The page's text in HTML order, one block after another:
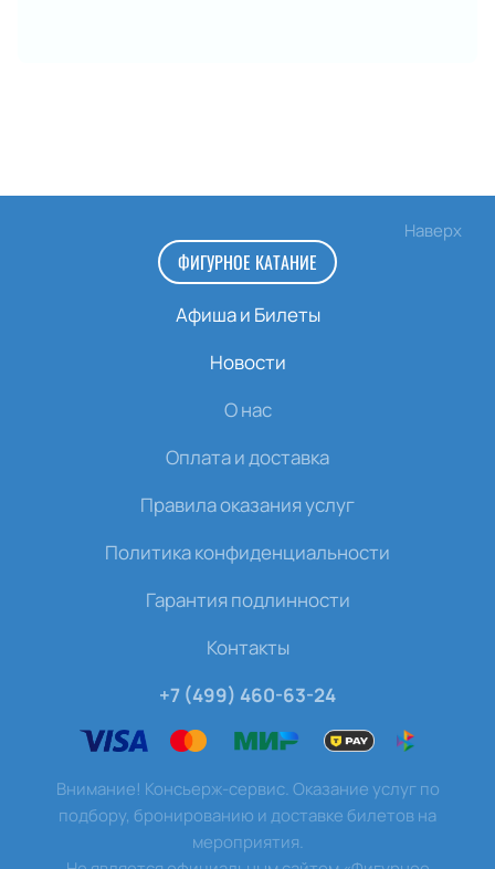
Наверх
ФИГУРНОЕ КАТАНИЕ
Афиша и Билеты
Новости
О нас
Оплата и доставка
Правила оказания услуг
Политика конфиденциальности
Гарантия подлинности
Контакты
+7 (499) 460-63-24
Внимание! Консьерж-сервис. Оказание услуг по
подбору, бронированию и доставке билетов на
мероприятия.